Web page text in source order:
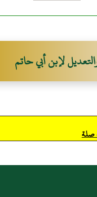
لإبن أبي حاتم
صلة